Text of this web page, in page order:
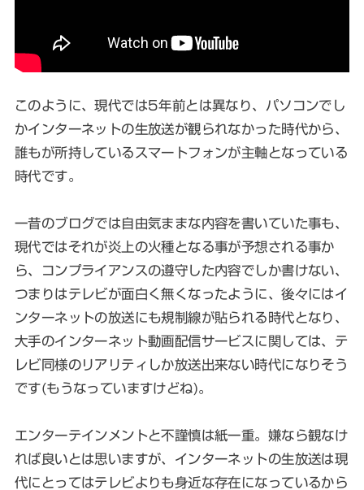
このように、現代では5年前とは異なり、パソコンでし
かインターネットの生放送が観られなかった時代から、
誰もが所持しているスマートフォンが主軸となっている
時代です。
一昔のブログでは自由気ままな内容を書いていた事も、
現代ではそれが炎上の火種となる事が予想される事か
ら、コンプライアンスの遵守した内容でしか書けない、
つまりはテレビが面白く無くなったように、後々にはイ
ンターネットの放送にも規制線が貼られる時代となり、
大手のインターネット動画配信サービスに関しては、テ
レビ同様のリアリティしか放送出来ない時代になりそう
です(もうなっていますけどね)。
エンターテインメントと不謹慎は紙一重。嫌なら観なけ
れば良いとは思いますが、インターネットの生放送は現
代にとってはテレビよりも身近な存在になっているから